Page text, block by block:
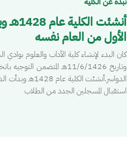
الأول من العام نفسه
وتاريخ 11/6/1426هـ المتضمن
الدواسر.أنشئت
استقبال المسجلين الجدد من الطلاب